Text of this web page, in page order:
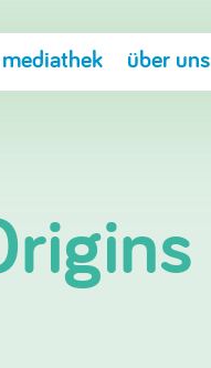
mediathek über uns